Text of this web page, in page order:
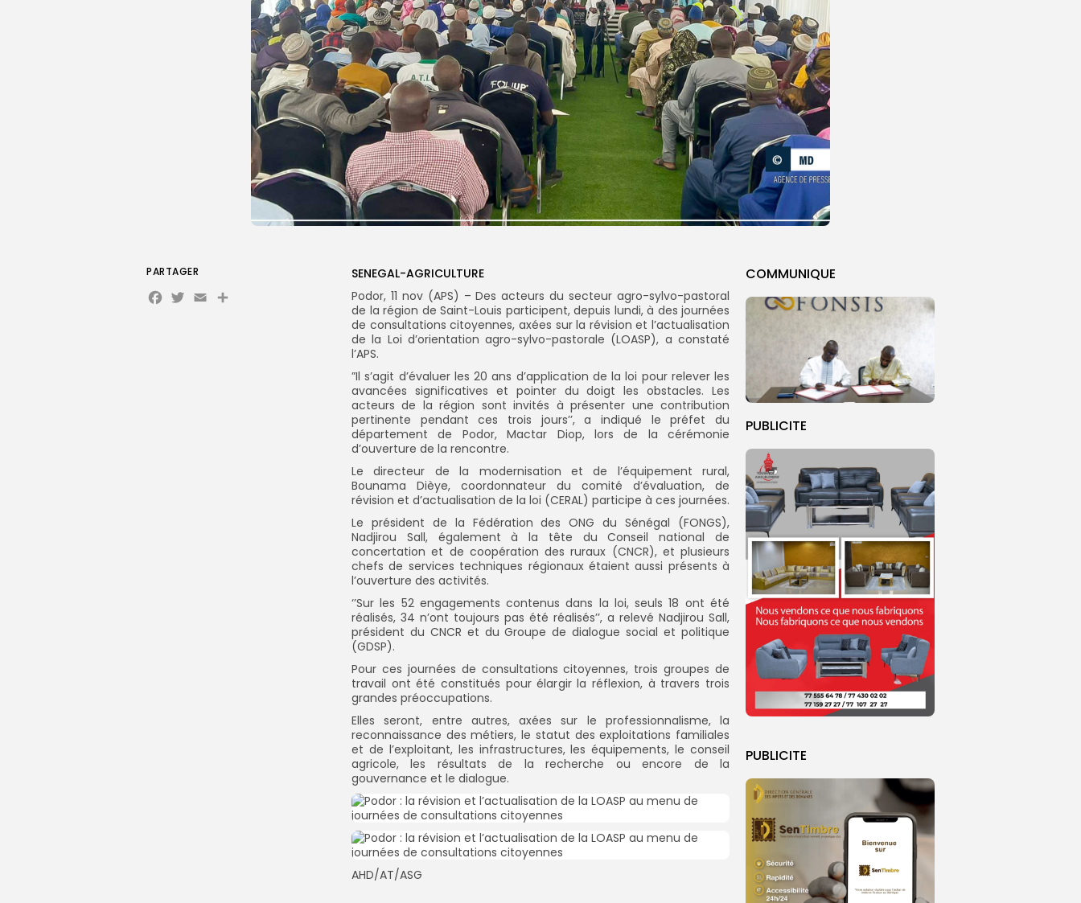
COMMUNIQUE
PUBLICITE
PUBLICITE
SENEGAL-AGRICULTURE
Podor, 11 nov (APS) – Des acteurs du secteur agro-sylvo-pastoral
de la région de Saint-Louis participent, depuis lundi, à des journées
de consultations citoyennes, axées sur la révision et l’actualisation
de la Loi d’orientation agro-sylvo-pastorale (LOASP), a constaté
l’APS.
”Il s’agit d’évaluer les 20 ans d’application de la loi pour relever les
avancées significatives et pointer du doigt les obstacles. Les
acteurs de la région sont invités à présenter une contribution
pertinente pendant ces trois jours’’, a indiqué le préfet du
département de Podor, Mactar Diop, lors de la cérémonie
d’ouverture de la rencontre.
Le directeur de la modernisation et de l’équipement rural,
Bounama Dièye, coordonnateur du comité d’évaluation, de
révision et d’actualisation de la loi (CERAL) participe à ces journées.
Le président de la Fédération des ONG du Sénégal (FONGS),
Nadjirou Sall, également à la tête du Conseil national de
concertation et de coopération des ruraux (CNCR), et plusieurs
chefs de services techniques régionaux étaient aussi présents à
l’ouverture des activités.
‘’Sur les 52 engagements contenus dans la loi, seuls 18 ont été
réalisés, 34 n’ont toujours pas été réalisés’’, a relevé Nadjirou Sall,
président du CNCR et du Groupe de dialogue social et politique
(GDSP).
Pour ces journées de consultations citoyennes, trois groupes de
travail ont été constitués pour élargir la réflexion, à travers trois
grandes préoccupations.
Elles seront, entre autres, axées sur le professionnalisme, la
reconnaissance des métiers, le statut des exploitations familiales
et de l’exploitant, les infrastructures, les équipements, le conseil
agricole, les résultats de la recherche ou encore de la
gouvernance et le dialogue.
AHD/AT/ASG
PARTAGER
Facebook
Twitter
Email